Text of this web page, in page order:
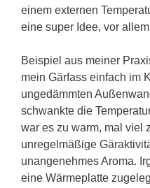
einem externen
eine super Idee, vor
Beispiel aus meiner
mein Gärfass einfach im
ungedämmten
schwankte die
war es zu warm, mal viel
unregelmäßige
unangenehmes Aroma.
eine Wärmeplatte